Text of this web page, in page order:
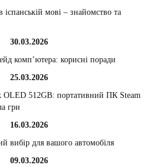
іспанській мові – знайомство та
30.03.2026
комп’ютера: корисні поради
25.03.2026
OLED 512GB: портативний ПК Steam
гри
16.03.2026
вибір для вашого автомобіля
09.03.2026